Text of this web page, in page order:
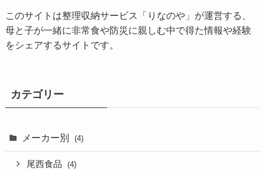
このサイトは整理収納サービス「りなのや」が運営する、
母と子が一緒に非常食や防災に親しむ中で得た情報や経験
をシェアするサイトです。
カテゴリー
メーカー別 (4)
尾西食品 (4)